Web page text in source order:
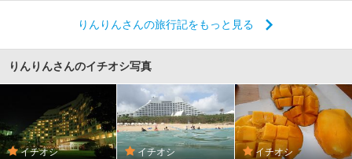
りんりんさんの旅行記をもっと見る
りんりんさんのイチオシ写真
イチオシ イチオシ イチオシ